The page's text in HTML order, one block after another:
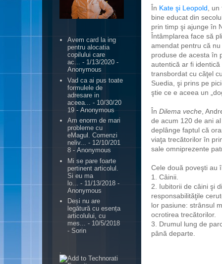
În Kate şi Leopold ,
bine educat din
prin timp şi ajunge în
Întâmplarea face să
amendat pentru că
produse de acesta în
autentică ar fi
transbordat cu căţel
Suedia, şi prins pe
ştie ce e aceea un
În Dilema veche ,
de acum 120 de ani
deplânge faptul că
viaţa trecătorilor în
sale omniprezente
Cele două poveşti au
1. Câinii.
2. Iubitorii de câini şi
responsabilităţile cer
lor pasiune: strânsul
ocrotirea trecătorilor.
3. Drumul lung de
până departe.
Avem card la ing
pentru alocatia
copilului care
ac... - 1/13/2020 -
Anonymous
Vad ca ai pus toate
formulele de
adresare in
aceea...
- 10/30/20
19 - Anonymous
Am enorm de mari
probleme cu
eMagul. Comenzi
neliv... - 12/10/201
8 - Anonymous
Mi se pare foarte
pertinent articolul.
Si eu ma
lo...
- 11/13/2018 -
Anonymous
Deși nu are
legătură cu esența
articolului, cu
mes... - 10/5/2018
- Sorin